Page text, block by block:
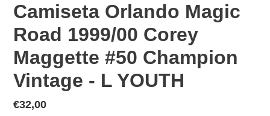
Camiseta Orlando Magic
Road 1999/00 Corey
Maggette #50 Champion
Vintage - L YOUTH
Regular
€32,00